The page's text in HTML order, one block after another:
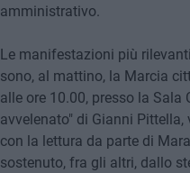
amministrativo.
Le manifestazioni più
sono, al mattino, la Marcia
alle ore 10.00, presso la
avvelenato" di Gianni
con la lettura da parte di
sostenuto, fra gli altri, dallo